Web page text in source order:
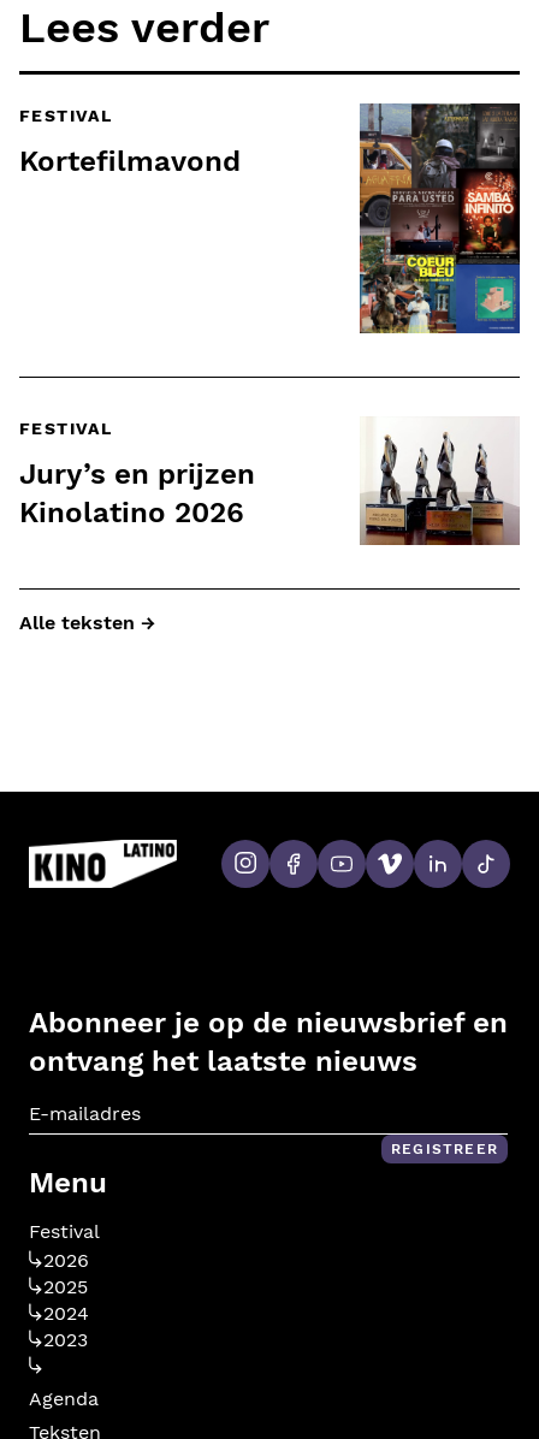
Lees verder
FESTIVAL
Kortefilmavond
FESTIVAL
Jury’s en prijzen
Kinolatino 2026
Alle teksten →
Abonneer je op de nieuwsbrief en
ontvang het laatste nieuws
REGISTREER
Menu
Festival
2026
2025
2024
2023
Agenda
Teksten